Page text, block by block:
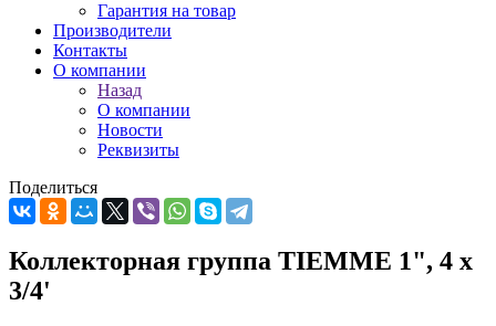
Гарантия на товар
Производители
Контакты
О компании
Назад
О компании
Новости
Реквизиты
Поделиться
Коллекторная группа TIEMME 1", 4 х
3/4'